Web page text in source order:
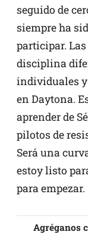
seguido de
siempre ha
participar.
disciplina
individuales
en Daytona.
aprender de
pilotos de
Será una
estoy listo
para empezar.
Agréganos